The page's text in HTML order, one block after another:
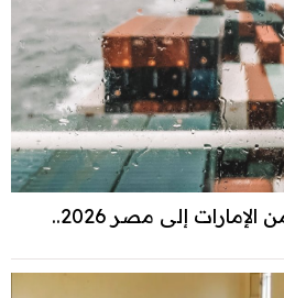
أفضل شركات الشحن من الإمارات إلى مصر 2026..